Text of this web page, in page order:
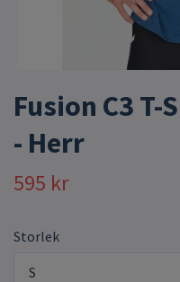
Fusion C3
- Herr
595 kr
Storlek
S